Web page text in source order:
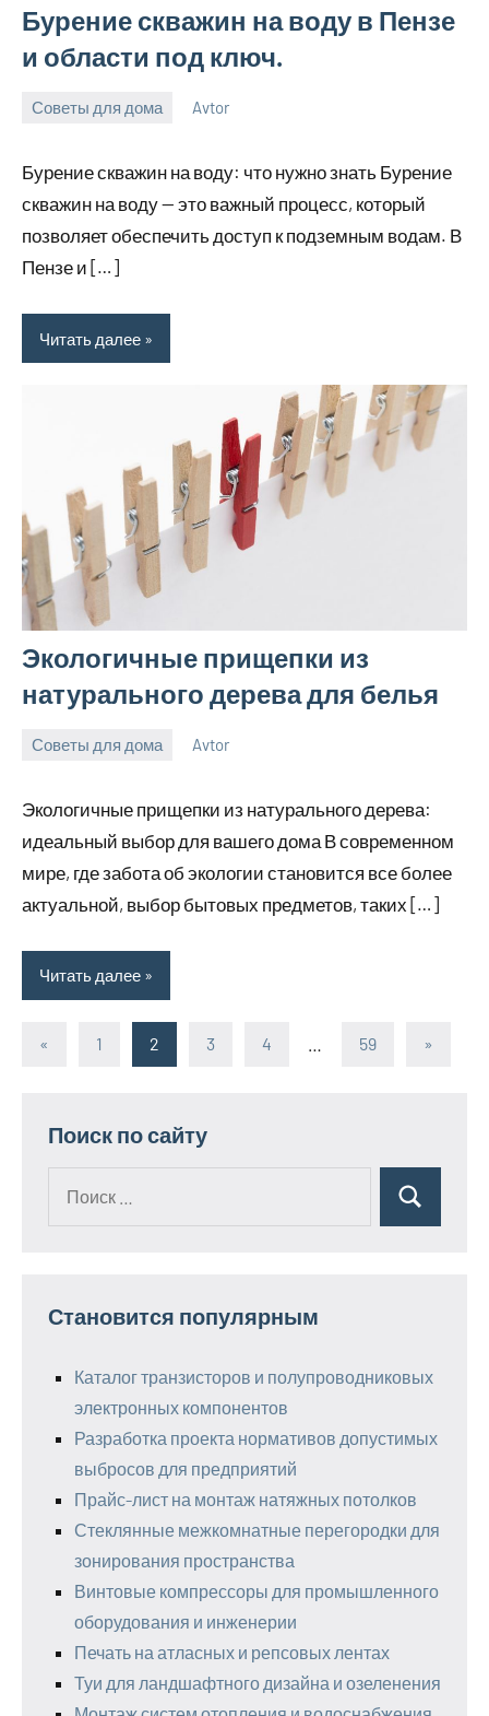
Бурение скважин на воду в Пензе
и области под ключ.
Советы для дома
2026
Avtor
Бурение скважин на воду: что нужно знать Бурение
скважин на воду — это важный процесс, который
позволяет обеспечить доступ к подземным водам. В
Пензе и […]
Читать далее
Экологичные прищепки из
натурального дерева для белья
Советы для дома
2026
Avtor
Экологичные прищепки из натурального дерева:
идеальный выбор для вашего дома В современном
мире, где забота об экологии становится все более
актуальной, выбор бытовых предметов, таких […]
Читать далее
Пагинация
«
Предыдущие
1 2 3 4 59 »
Поиск по сайту
Поиск
Становится популярным
Каталог транзисторов и полупроводниковых
электронных компонентов
Разработка проекта нормативов допустимых
выбросов для предприятий
Прайс-лист на монтаж натяжных потолков
Стеклянные межкомнатные перегородки для
зонирования пространства
Винтовые компрессоры для промышленного
оборудования и инженерии
Печать на атласных и репсовых лентах
Туи для ландшафтного дизайна и озеленения